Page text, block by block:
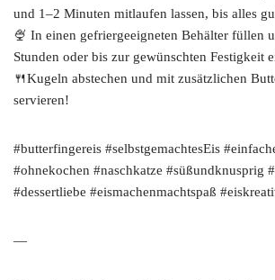
und 1–2 Minuten mitlaufen lassen, bis alles
🍨 In einen gefriergeeigneten Behälter füllen
Stunden oder bis zur gewünschten Festigkeit
🍴Kugeln abstechen und mit zusätzlichen
servieren!
#butterfingereis #selbstgemachtesEis
#ohnekochen #naschkatze #süßundknusprig
#dessertliebe #eismachenmachtspaß
—